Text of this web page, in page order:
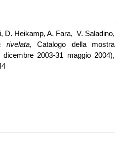
D. Heikamp, A. Fara, V. Saladino,
rivelata, Catalogo della mostra
2003-31 maggio 2004),